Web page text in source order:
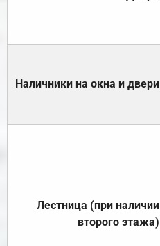
Наличники на окна и двери
Лестница (при наличии
второго этажа)